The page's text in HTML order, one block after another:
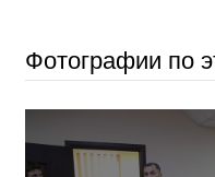
Фотографии по